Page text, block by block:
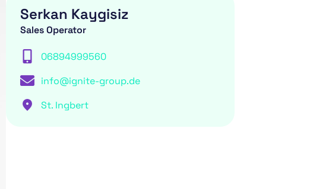
Serkan Kaygisiz
Sales Operator
06894999560
info@ignite-group.de
St. Ingbert